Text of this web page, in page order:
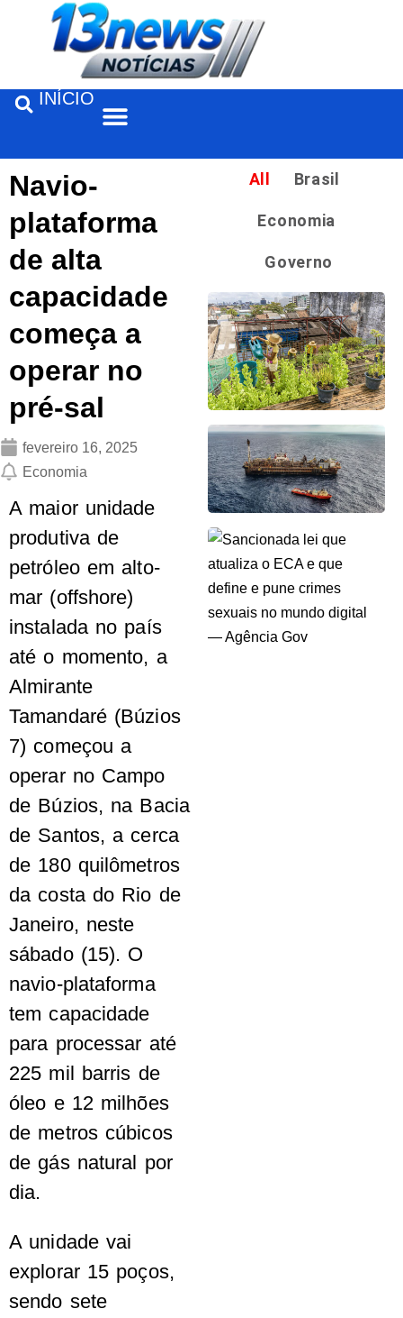
INÍCIO
Navio-
plataforma
de alta
capacidade
começa a
operar no
pré-sal
fevereiro 16, 2025
Economia
A maior unidade
produtiva de
petróleo em alto-
mar (offshore)
instalada no país
até o momento, a
Almirante
Tamandaré (Búzios
7) começou a
operar no Campo
de Búzios, na Bacia
de Santos, a cerca
de 180 quilômetros
da costa do Rio de
Janeiro, neste
sábado (15). O
navio-plataforma
tem capacidade
para processar até
225 mil barris de
óleo e 12 milhões
de metros cúbicos
de gás natural por
dia.
A unidade vai
explorar 15 poços,
sendo sete
All Brasil
Economia
Governo